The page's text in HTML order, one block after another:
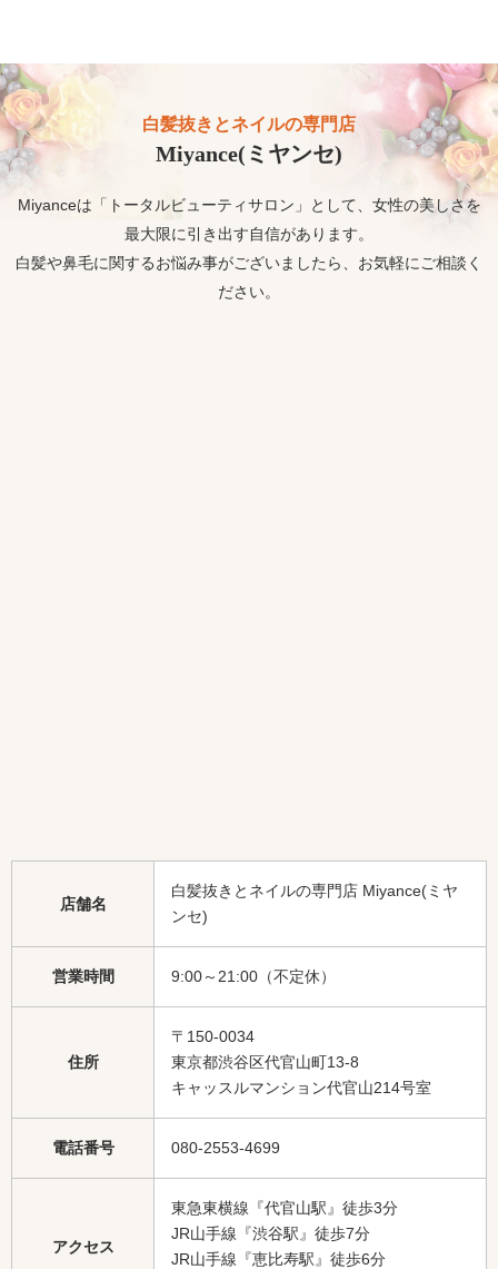
白髪抜きとネイルの専門店
Miyance(ミヤンセ)
Miyanceは「トータルビューティサロン」として、女性の美しさを
最大限に引き出す自信があります。
白髪や鼻毛に関するお悩み事がございましたら、お気軽にご相談く
ださい。
店舗名
白髪抜きとネイルの専門店 Miyance(ミヤ
ンセ)
営業時間 9:00～21:00（不定休）
住所
〒150-0034
東京都渋谷区代官山町13-8
キャッスルマンション代官山214号室
電話番号 080-2553-4699
アクセス
東急東横線『代官山駅』徒歩3分
JR山手線『渋谷駅』徒歩7分
JR山手線『恵比寿駅』徒歩6分